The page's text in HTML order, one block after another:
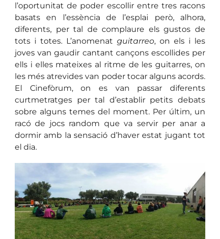
l’oportunitat de poder escollir entre tres racons
basats en l’essència de l’esplai però, alhora,
diferents, per tal de complaure els gustos de
tots i totes. L’anomenat guitarreo, on els i les
joves van gaudir cantant cançons escollides per
ells i elles mateixes al ritme de les guitarres, on
les més atrevides van poder tocar alguns acords.
El Cinefòrum, on es van passar diferents
curtmetratges per tal d’establir petits debats
sobre alguns temes del moment. Per últim, un
racó de jocs random que va servir per anar a
dormir amb la sensació d’haver estat jugant tot
el dia.